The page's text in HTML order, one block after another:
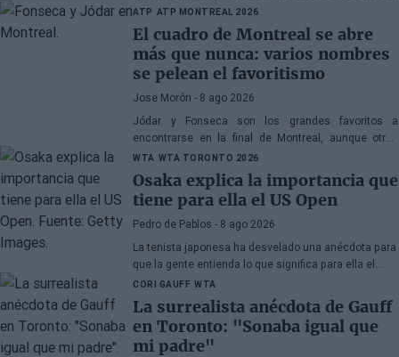
WTA 1000 de Toronto 2026. Su próximo duelo ante
Naomi Osaka será clave para destapar la verdad.
ATP ATP MONTREAL 2026
El cuadro de Montreal se abre
más que nunca: varios nombres
se pelean el favoritismo
Jose Morón - 8 ago 2026
Jódar y Fonseca son los grandes favoritos a
encontrarse en la final de Montreal, aunque otros
pelearán por evitarlo.
WTA WTA TORONTO 2026
Osaka explica la importancia que
tiene para ella el US Open
Pedro de Pablos - 8 ago 2026
La tenista japonesa ha desvelado una anécdota para
que la gente entienda lo que significa para ella el
último Grand Slam del año.
CORI GAUFF WTA
La surrealista anécdota de Gauff
en Toronto: "Sonaba igual que
mi padre"